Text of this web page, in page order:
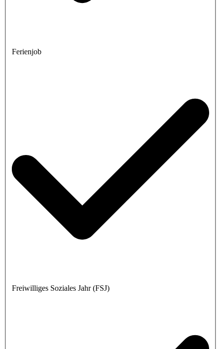
Ferienjob
Freiwilliges Soziales Jahr (FSJ)